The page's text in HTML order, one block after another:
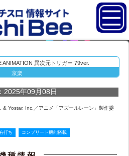
ANIMATION 異次元トリガー 79ver.
京楽
2025年09月08日
Yostar, Inc.／アニメ「アズールレーン」製作委
打ち コンプリート機能搭載